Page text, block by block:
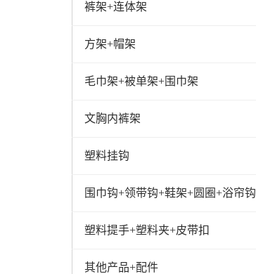
裤架+连体架
方架+帽架
毛巾架+被单架+围巾架
文胸内裤架
塑料挂钩
围巾钩+领带钩+鞋架+圆圈+浴帘钩
塑料提手+塑料夹+皮带扣
其他产品+配件